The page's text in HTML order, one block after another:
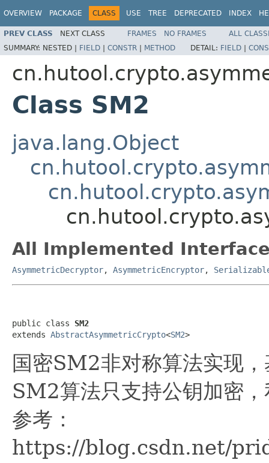
OVERVIEW PACKAGE CLASS USE TREE DEPRECATED INDEX
PREV CLASS NEXT CLASS FRAMES NO FRAMES
ALL
SUMMARY: NESTED | FIELD | CONSTR | METHOD DETAIL: FIELD |
Class SM2
java.lang.Object
All Implemented
AsymmetricDecryptor, AsymmetricEncryptor,
public class SM2
extends AbstractAsymmetricCrypto<SM2>
国密SM2非对称算法实现
SM2算法只支持公钥加密
参考：
https://blog.csdn.net/